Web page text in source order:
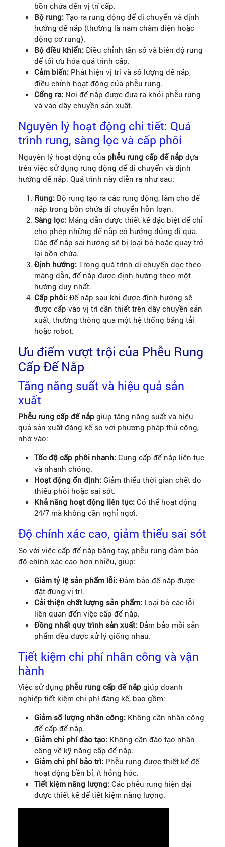
bồn chứa đến vị trí cấp.
Bộ rung: Tạo ra rung động để di chuyển và định
hướng đế nắp (thường là nam châm điện hoặc
động cơ rung).
Bộ điều khiển: Điều chỉnh tần số và biên độ rung
để tối ưu hóa quá trình cấp.
Cảm biến: Phát hiện vị trí và số lượng đế nắp,
điều chỉnh hoạt động của phễu rung.
Cổng ra: Nơi đế nắp được đưa ra khỏi phễu rung
và vào dây chuyền sản xuất.
Nguyên lý hoạt động chi tiết: Quá
trình rung, sàng lọc và cấp phôi
Nguyên lý hoạt động của phễu rung cấp đế nắp dựa
trên việc sử dụng rung động để di chuyển và định
hướng đế nắp. Quá trình này diễn ra như sau:
Rung: Bộ rung tạo ra các rung động, làm cho đế
nắp trong bồn chứa di chuyển hỗn loạn.
Sàng lọc: Máng dẫn được thiết kế đặc biệt để chỉ
cho phép những đế nắp có hướng đúng đi qua.
Các đế nắp sai hướng sẽ bị loại bỏ hoặc quay trở
lại bồn chứa.
Định hướng: Trong quá trình di chuyển dọc theo
máng dẫn, đế nắp được định hướng theo một
hướng duy nhất.
Cấp phôi: Đế nắp sau khi được định hướng sẽ
được cấp vào vị trí cần thiết trên dây chuyền sản
xuất, thường thông qua một hệ thống băng tải
hoặc robot.
Ưu điểm vượt trội của Phễu Rung
Cấp Đế Nắp
Tăng năng suất và hiệu quả sản
xuất
Phễu rung cấp đế nắp giúp tăng năng suất và hiệu
quả sản xuất đáng kể so với phương pháp thủ công,
nhờ vào:
Tốc độ cấp phôi nhanh: Cung cấp đế nắp liên tục
và nhanh chóng.
Hoạt động ổn định: Giảm thiểu thời gian chết do
thiếu phôi hoặc sai sót.
Khả năng hoạt động liên tục: Có thể hoạt động
24/7 mà không cần nghỉ ngơi.
Độ chính xác cao, giảm thiểu sai sót
So với việc cấp đế nắp bằng tay, phễu rung đảm bảo
độ chính xác cao hơn nhiều, giúp:
Giảm tỷ lệ sản phẩm lỗi: Đảm bảo đế nắp được
đặt đúng vị trí.
Cải thiện chất lượng sản phẩm: Loại bỏ các lỗi
liên quan đến việc cấp đế nắp.
Đồng nhất quy trình sản xuất: Đảm bảo mỗi sản
phẩm đều được xử lý giống nhau.
Tiết kiệm chi phí nhân công và vận
hành
Việc sử dụng phễu rung cấp đế nắp giúp doanh
nghiệp tiết kiệm chi phí đáng kể, bao gồm:
Giảm số lượng nhân công: Không cần nhân công
để cấp đế nắp.
Giảm chi phí đào tạo: Không cần đào tạo nhân
công về kỹ năng cấp đế nắp.
Giảm chi phí bảo trì: Phễu rung được thiết kế để
hoạt động bền bỉ, ít hỏng hóc.
Tiết kiệm năng lượng: Các phễu rung hiện đại
được thiết kế để tiết kiệm năng lượng.